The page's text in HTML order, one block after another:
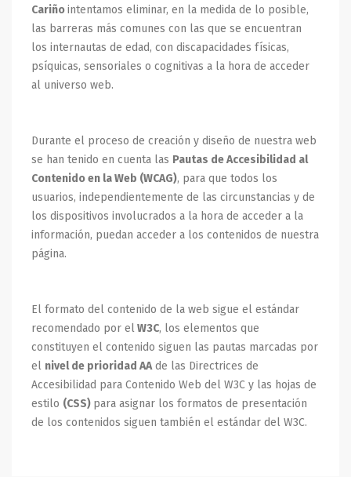
Cariñointentamos eliminar, en la medida de lo posible,
las barreras más comunes con las que se encuentran
los internautas de edad, con discapacidades físicas,
psíquicas, sensoriales o cognitivas a la hora de acceder
al universo web.
Durante el proceso de creación y diseño de nuestra web
se han tenido en cuenta las Pautas de Accesibilidad al
Contenido en la Web (WCAG), para que todos los
usuarios, independientemente de las circunstancias y de
los dispositivos involucrados a la hora de acceder a la
información, puedan acceder a los contenidos de nuestra
página.
El formato del contenido de la web sigue el estándar
recomendado por elW3C, los elementos que
constituyen el contenido siguen las pautas marcadas por
el nivel de prioridad AAde las Directrices de
Accesibilidad para Contenido Web del W3C y las hojas de
estilo (CSS) para asignar los formatos de presentación
de los contenidos siguen también el estándar del W3C.